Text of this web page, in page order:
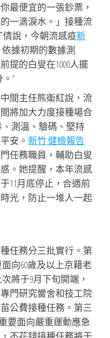
最便宜的一張鈔票，
一滴淚水。」接種流
倩說，今朝流感疫新
據初期的數據測
提的白叟在1000人擺
”
間主任熊衛紅說，流
將加大力度接種場合
測溫、驗碼、堅持
安。 新竹 健檢報告
任務職員，輔助白叟
。她提醒，本年流感
11月底停止，合適前
光，防止一堆人一起
任務分三批實行。第
向60歲及以上京籍老
將于9月下旬開端，
門研究黌舍和技工院
公費接種任務。第三
要面向嚴重運動應急